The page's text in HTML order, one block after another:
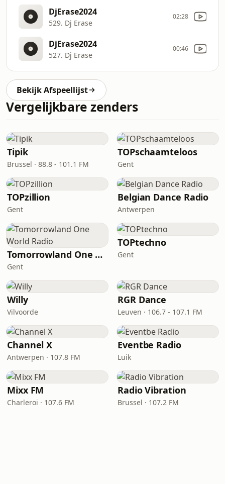
DjErase2024
529. Dj Erase
02:28
DjErase2024
527. Dj Erase
00:46
Bekijk Afspeellijst
Vergelijkbare zenders
Tipik
Brussel · 88.8 - 101.1 FM
TOPschaamteloos
Gent
TOPzillion
Gent
Belgian Dance Radio
Antwerpen
Tomorrowland One World Radio
Gent
TOPtechno
Gent
Willy
Vilvoorde
RGR Dance
Leuven · 106.7 - 107.1 FM
Channel X
Antwerpen · 107.8 FM
Eventbe Radio
Luik
Mixx FM
Charleroi · 107.6 FM
Radio Vibration
Brussel · 107.2 FM